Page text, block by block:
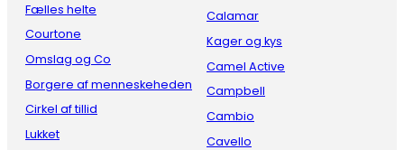
Fælles helte
Courtone
Omslag og Co
Borgere af menneskeheden
Cirkel af tillid
Lukket
Calamar
Kager og kys
Camel Active
Campbell
Cambio
Cavello